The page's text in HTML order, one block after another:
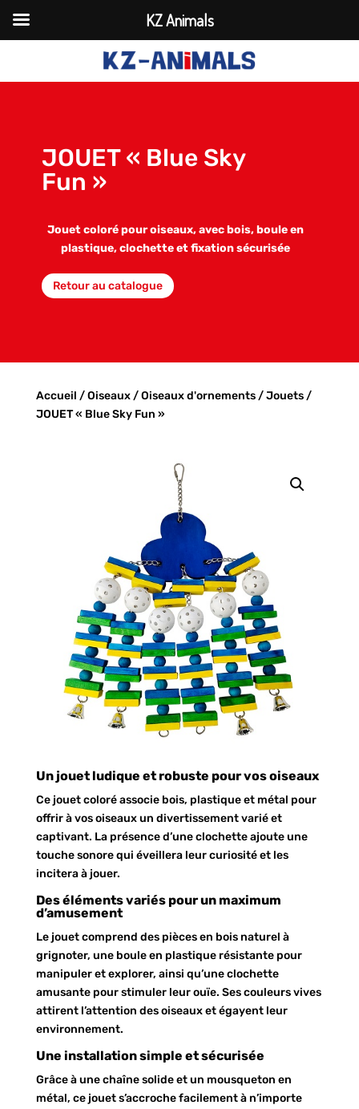
JOUET « Blue Sky
Fun »
Jouet coloré pour oiseaux, avec bois, boule en
plastique, clochette et fixation sécurisée
Retour au catalogue
Accueil /Oiseaux/Oiseaux d'ornements/Jouets/
JOUET « Blue Sky Fun »
Un jouet ludique et robuste pour vos oiseaux
Ce jouet coloré associe bois, plastique et métal pour
offrir à vos oiseaux un divertissement varié et
captivant. La présence d’une clochette ajoute une
touche sonore qui éveillera leur curiosité et les
incitera à jouer.
Des éléments variés pour un maximum
d’amusement
Le jouet comprend des pièces en bois naturel à
grignoter, une boule en plastique résistante pour
manipuler et explorer, ainsi qu’une clochette
amusante pour stimuler leur ouïe. Ses couleurs vives
attirent l’attention des oiseaux et égayent leur
environnement.
Une installation simple et sécurisée
Grâce à une chaîne solide et un mousqueton en
métal, ce jouet s’accroche facilement à n’importe
KZ Animals